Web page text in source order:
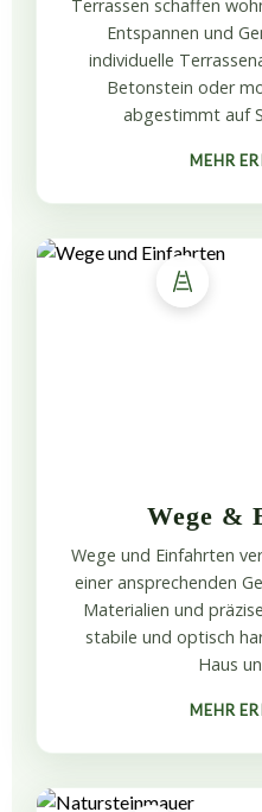
Terrassen schaffen
Entspannen und
individuelle
Betonstein oder
abgestimmt auf
MEHR
Wege &
Wege und Einfahrten
einer ansprechenden
Materialien und
stabile und optisch
Haus
MEHR